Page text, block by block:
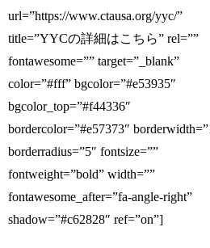
url=”https://www.ctausa.org/yyc/”
title=”YYCの詳細はこちら” rel=””
fontawesome=”” target=”_blank”
color=”#fff” bgcolor=”#e53935″
bgcolor_top=”#f44336″
bordercolor=”#e57373″
borderradius=”5″ fontsize=””
fontweight=”bold” width=””
fontawesome_after=”fa-angle-right”
shadow=”#c62828″ ref=”on”]